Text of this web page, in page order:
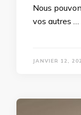
Nous
vos autres …
JANVIER 12,